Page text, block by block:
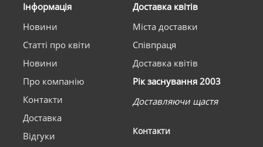
Інформація
Новини
Статті про квіти
Новини
Про компанію
Контакти
Доставка
Відгуки
Доставка квітів
Міста доставки
Співпраця
Доставка квітів
Рік заснування 2003
Доставляючи щастя
Контакти